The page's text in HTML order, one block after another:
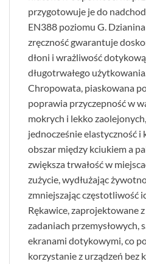
przygotowuje je do
EN388 poziomu G.
zręczność gwarantuje
dłoni i wrażliwość
długotrwałego
Chropowata, piaskowana
poprawia przyczepność w
mokrych i lekko
jednocześnie elastyczność
obszar między kciukiem a
zwiększa trwałość w
zużycie, wydłużając
zmniejszając częstotliwość
Rękawice, zaprojektowane
zadaniach przemysłowych,
ekranami dotykowymi, co
korzystanie z urządzeń bez